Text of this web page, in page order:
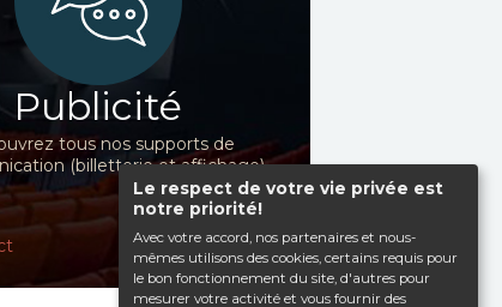
Le respect de votre vie privée est
notre priorité!
Avec votre accord, nos partenaires et nous-
mêmes utilisons des cookies, certains requis pour
le bon fonctionnement du site, d'autres pour
mesurer votre activité et vous fournir des
Publicité
tous nos supports de
(billetterie et affichage)